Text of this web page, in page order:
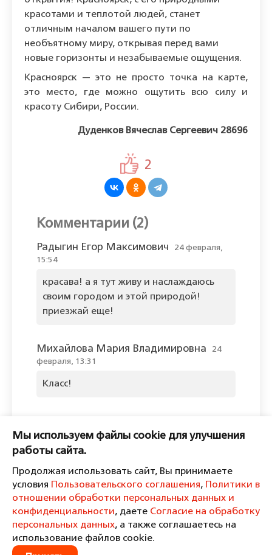
красотами и теплотой людей, станет
отличным началом вашего пути по
необъятному миру, открывая перед вами
новые горизонты и незабываемые ощущения.
Красноярск — это не просто точка на карте,
это место, где можно ощутить всю силу и
красоту Сибири, России.
Дуденков Вячеслав Сергеевич 28696
2
Комментарии (2)
Радыгин Егор Максимович
24 февраля,
15:54
красава! а я тут живу и наслаждаюсь
своим городом и этой природой!
приезжай еще!
Михайлова Мария Владимировна
24
февраля, 13:31
Класс!
Пожалуйста, войдите, чтобы
комментировать.
Пользовательское соглашение
Политика в отношении обработки персональных данных и
Мы используем файлы cookie для улучшения
работы сайта.
Продолжая использовать сайт, Вы принимаете
условия Пользовательского соглашения, Политики в
отношении обработки персональных данных и
конфиденциальности, даете Согласие на обработку
персональных данных, а также соглашаетесь на
использование файлов cookie.